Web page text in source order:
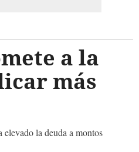
a la
más
la deuda a montos